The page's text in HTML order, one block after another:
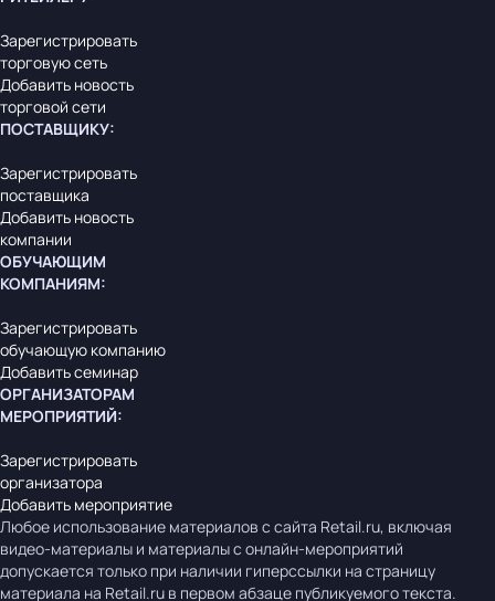
Зарегистрировать
торговую сеть
Добавить новость
торговой сети
ПОСТАВЩИКУ:
Зарегистрировать
поставщика
Добавить новость
компании
ОБУЧАЮЩИМ
КОМПАНИЯМ:
Зарегистрировать
обучающую компанию
Добавить семинар
ОРГАНИЗАТОРАМ
МЕРОПРИЯТИЙ:
Зарегистрировать
организатора
Добавить мероприятие
Любое использование материалов с сайта Retail.ru, включая
видео-материалы и материалы с онлайн-мероприятий
допускается только при наличии гиперссылки на страницу
материала на Retail.ru в первом абзаце публикуемого текста.